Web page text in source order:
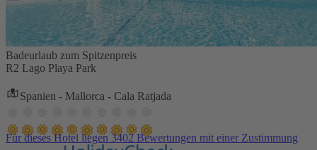
Badeurlaub zum Spitzenpreis
R2 Lago Playa Park
Spanien - Mallorca - Cala Ratjada
Für dieses Hotel liegen 3402 Bewertungen mit einer Zustimmung